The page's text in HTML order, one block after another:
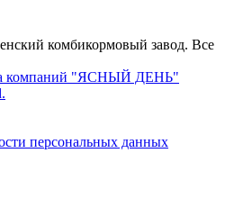
комбикормовый завод. Все
компаний "ЯСНЫЙ ДЕНЬ"
персональных данных